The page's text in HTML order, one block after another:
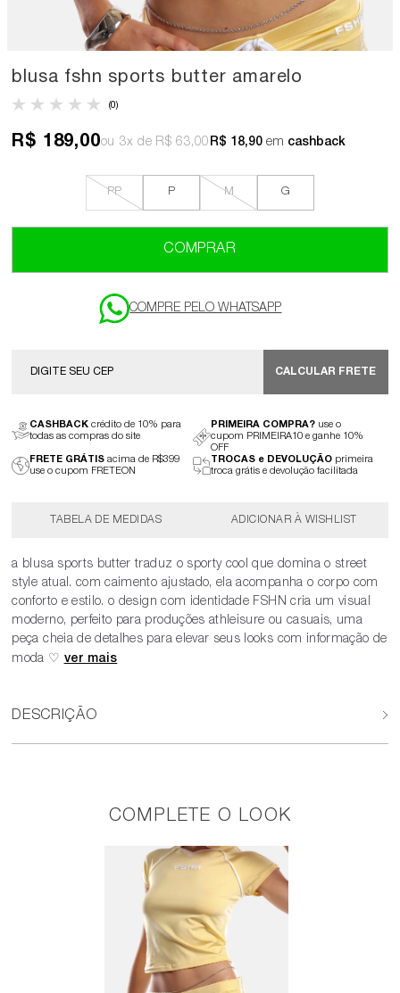
blusa fshn sports butter amarelo
(0)
R$ 189,00 3x R$ 63,00 R$ 18,90em cashback
PP P M G
COMPRAR
CALCULAR FRETE
CASHBACK crédito de 10% para
todas as compras do site
PRIMEIRA COMPRA? use o
cupom PRIMEIRA10 e ganhe 10%
OFF
FRETE GRÁTIS acima de R$399
use o cupom FRETEON
TROCAS e DEVOLUÇÃO primeira
troca grátis e devolução facilitada
TABELA DE MEDIDAS
a blusa sports butter traduz o sporty cool que domina o street
style atual. com caimento ajustado, ela acompanha o corpo com
conforto e estilo. o design com identidade FSHN cria um visual
moderno, perfeito para produções athleisure ou casuais, uma
peça cheia de detalhes para elevar seus looks com informação de
moda ♡
DESCRIÇÃO
COMPLETE O LOOK